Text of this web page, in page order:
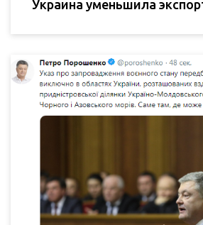
Украина уменьшила